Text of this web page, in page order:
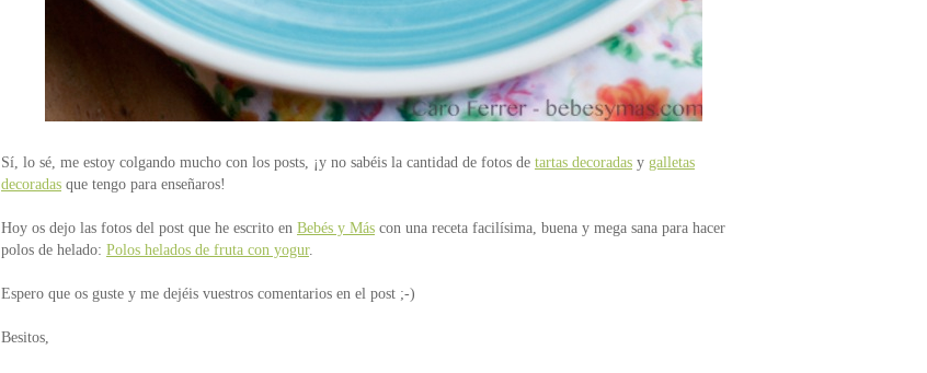
Sí, lo sé, me estoy colgando mucho con los posts, ¡y no sabéis la cantidad de fotos de tartas decoradas y galletas
decoradas que tengo para enseñaros!
Hoy os dejo las fotos del post que he escrito en Bebés y Más con una receta facilísima, buena y mega sana para hacer
polos de helado: Polos helados de fruta con yogur.
Espero que os guste y me dejéis vuestros comentarios en el post ;-)
Besitos,